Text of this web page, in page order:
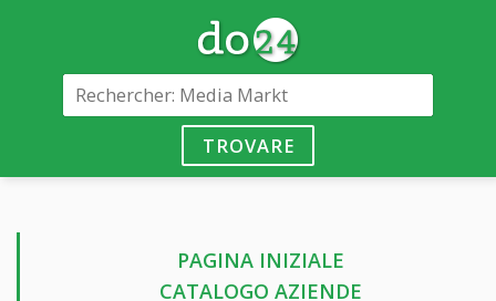
TROVARE
PAGINA INIZIALE
CATALOGO AZIENDE